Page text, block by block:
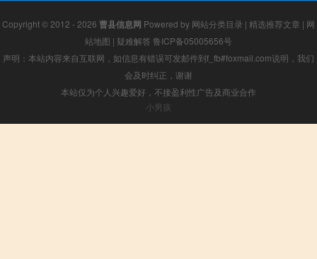
Copyright © 2012 - 2026 曹县信息网 Powered by 网站分类目录 | 精选推荐文章 | 网
站地图 | 疑难解答 鲁ICP备05005656号
声明：本站内容来自互联网，如信息有错误可发邮件到f_fb#foxmail.com说明，我们
会及时纠正，谢谢
本站仅为个人兴趣爱好，不接盈利性广告及商业合作
小男孩